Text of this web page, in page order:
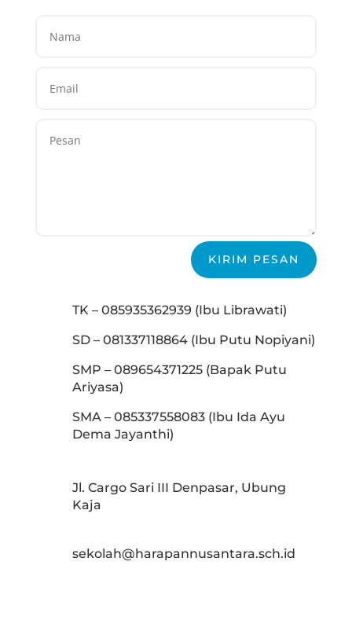
KIRIM PESAN
TK – 085935362939 (Ibu Librawati)
SD – 081337118864 (Ibu Putu Nopiyani)
SMP – 089654371225 (Bapak Putu
Ariyasa)
SMA – 085337558083 (Ibu Ida Ayu
Dema Jayanthi)
Jl. Cargo Sari III Denpasar, Ubung
Kaja
sekolah@harapannusantara.sch.id